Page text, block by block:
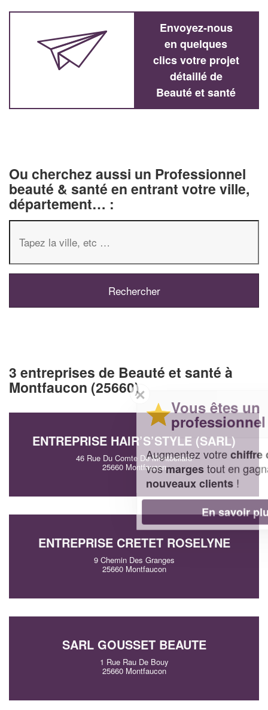
Envoyez-nous
en quelques
clics votre projet
détaillé de
Beauté et santé
Ou cherchez aussi un Professionnel
beauté & santé en entrant votre ville,
département… :
3 entreprises de Beauté et santé à
Montfaucon (25660)
ENTREPRISE HAIR’S’STYLE (SARL)
46 Rue Du Comte De Montbeliard
25660 Montfaucon
ENTREPRISE CRETET ROSELYNE
9 Chemin Des Granges
25660 Montfaucon
SARL GOUSSET BEAUTE
1 Rue Rau De Bouy
25660 Montfaucon
✕
Vous êtes un
professionnel ?
Augmentez votrechiffre d'affaireset
margestout en gagnant de
nouveaux clients!
En savoir plus